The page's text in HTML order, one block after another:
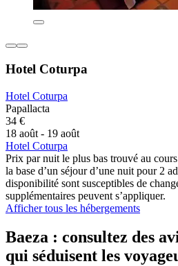
Hotel Coturpa
Hotel Coturpa
Papallacta
34 €
18 août - 19 août
Hotel Coturpa
Prix par nuit le plus bas trouvé au
la base d’un séjour d’une nuit pour 2
disponibilité sont susceptibles de
supplémentaires peuvent s’appliquer.
Afficher tous les hébergements
Baeza : consultez des
qui séduisent les